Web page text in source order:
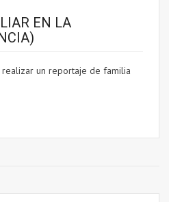
EN LA
realizar un reportaje de familia